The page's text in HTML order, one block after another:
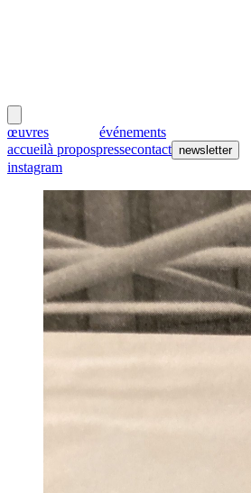
œuvres
événements
accueilà propospressecontact newsletter
instagram